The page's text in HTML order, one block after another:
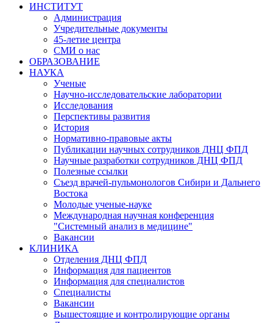
ИНСТИТУТ
Администрация
Учредительные документы
45-летие центра
СМИ о нас
ОБРАЗОВАНИЕ
НАУКА
Ученые
Научно-исследовательские лаборатории
Исследования
Перспективы развития
История
Нормативно-правовые акты
Публикации научных сотрудников ДНЦ ФПД
Научные разработки сотрудников ДНЦ ФПД
Полезные ссылки
Съезд врачей-пульмонологов Сибири и Дальнего
Востока
Молодые ученые-науке
Международная научная конференция
"Системный анализ в медицине"
Вакансии
КЛИНИКА
Отделения ДНЦ ФПД
Информация для пациентов
Информация для специалистов
Специалисты
Вакансии
Вышестоящие и контролирующие органы